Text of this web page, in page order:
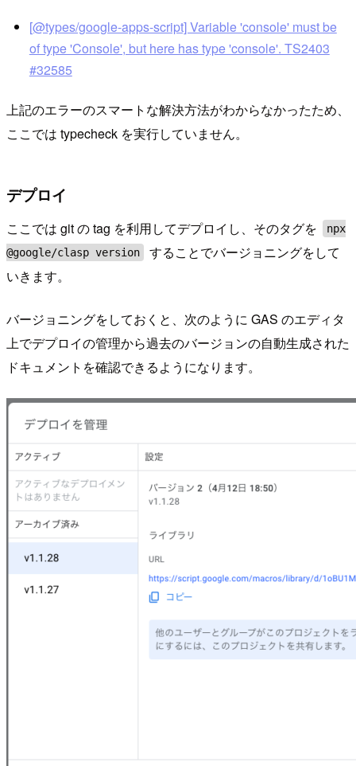
[@types/google-apps-script] Variable 'console' must be
of type 'Console', but here has type 'console'. TS2403
#32585
上記のエラーのスマートな解決方法がわからなかったため、
ここでは typecheck を実行していません。
デプロイ
ここでは git の tag を利用してデプロイし、そのタグを
npx
@google/clasp version
することでバージョニングをして
いきます。
バージョニングをしておくと、次のように GAS のエディタ
上でデプロイの管理から過去のバージョンの自動生成された
ドキュメントを確認できるようになります。